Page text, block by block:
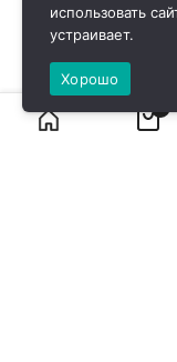
использовать
устраивает.
Хорошо